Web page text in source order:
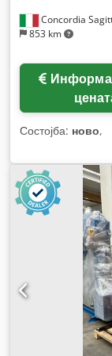
Concordia
853 km
Состојба: ново,